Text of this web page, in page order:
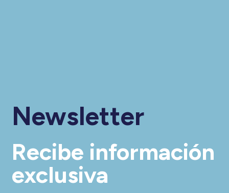
Newsletter
Recibe información
exclusiva